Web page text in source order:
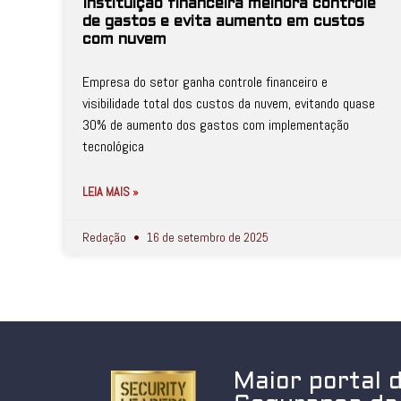
Instituição financeira melhora controle
de gastos e evita aumento em custos
com nuvem
Empresa do setor ganha controle financeiro e
visibilidade total dos custos da nuvem, evitando quase
30% de aumento dos gastos com implementação
tecnológica
LEIA MAIS »
Redação 16 de setembro de 2025
Maior portal